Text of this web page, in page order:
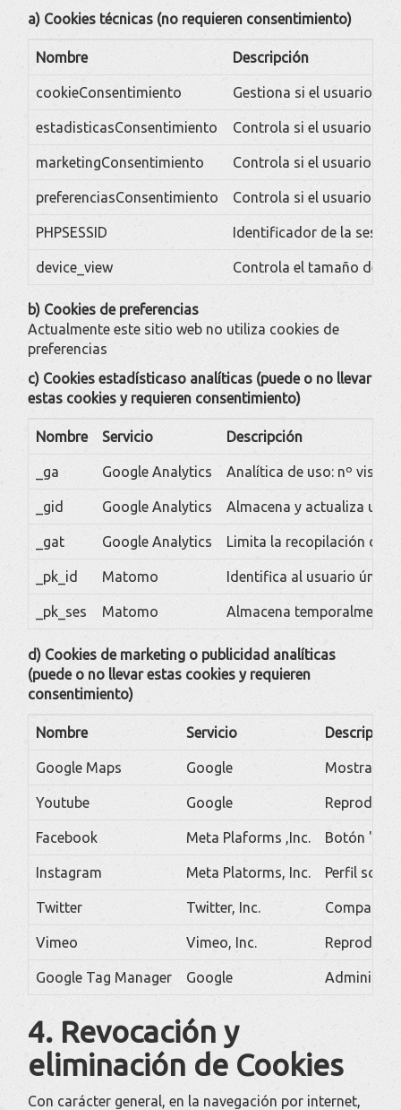
a) Cookies técnicas (no requieren consentimiento)
Nombre Descripción
cookieConsentimiento Gestiona si el usuario ha
estadisticasConsentimiento Controla si el usuario ha
marketingConsentimiento Controla si el usuario ha
preferenciasConsentimiento Controla si el usuario ha
PHPSESSID Identificador de la sesión
device_view Controla el tamaño del
b) Cookies de preferencias
Actualmente este sitio web no utiliza cookies de
preferencias
c) Cookies estadísticaso analíticas (puede o no llevar
estas cookies y requieren consentimiento)
Nombre Servicio Descripción
_ga Google Analytics Analítica de uso: nº
_gid Google Analytics Almacena y actualiza un
_gat Google Analytics Limita la recopilación de
_pk_id Matomo Identifica al usuario
_pk_ses Matomo Almacena temporalmente
d) Cookies de marketing o publicidad analíticas
(puede o no llevar estas cookies y requieren
consentimiento)
Nombre Servicio Descripción
Google Maps Google Mostrar
Youtube Google
Facebook Meta Plaforms ,Inc. Botón 'Me
Instagram Meta Platorms, Inc. Perfil
Twitter Twitter, Inc. Compartir
Vimeo Vimeo, Inc.
Google Tag Manager Google Administra
4. Revocación y
eliminación de Cookies
Con carácter general, en la navegación por internet,